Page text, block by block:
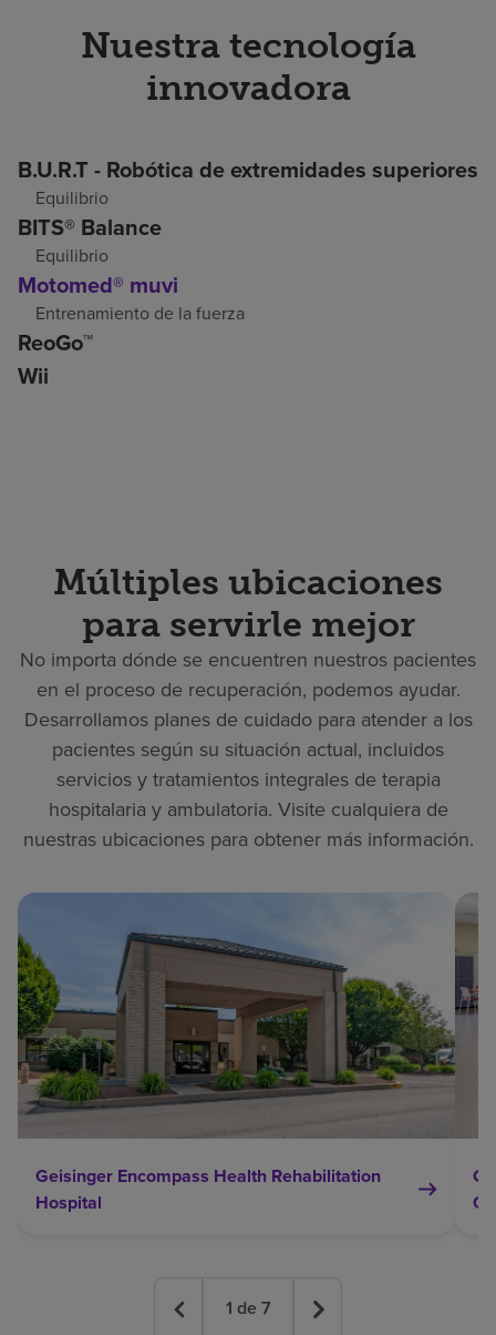
Nuestra tecnología
innovadora
B.U.R.T - Robótica de extremidades superiores
Equilibrio
BITS® Balance
Equilibrio
Motomed® muvi
Entrenamiento de la fuerza
ReoGo™
Wii
Múltiples ubicaciones
para servirle mejor
No importa dónde se encuentren nuestros pacientes
en el proceso de recuperación, podemos ayudar.
Desarrollamos planes de cuidado para atender a los
pacientes según su situación actual, incluidos
servicios y tratamientos integrales de terapia
hospitalaria y ambulatoria. Visite cualquiera de
nuestras ubicaciones para obtener más información.
Geisinger Encompass Health Rehabilitation
Hospital
1 de 7